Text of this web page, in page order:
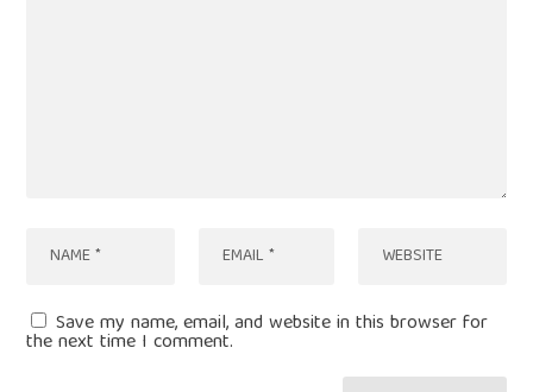
Save my name, email, and website in this browser for
the next time I comment.